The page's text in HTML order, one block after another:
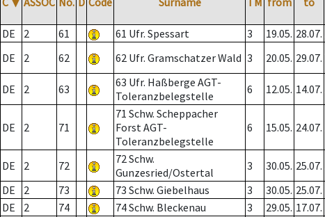
DE
2 61 61 Ufr. Spessart 3 19.05. 28.07.
DE
2 62 62 Ufr. Gramschatzer Wald 3 20.05. 29.07.
DE 2 63
63 Ufr. Haßberge AGT-
Toleranzbelegstelle
6 12.05. 14.07.
DE 2 71
71 Schw. Scheppacher
Forst AGT-
Toleranzbelegstelle
6 15.05. 24.07.
DE 2 72
72 Schw.
Gunzesried/Ostertal
3 30.05. 25.07.
DE
2 73 73 Schw. Giebelhaus 3 30.05. 25.07.
DE
2 74 74 Schw. Bleckenau 3 29.05. 17.07.